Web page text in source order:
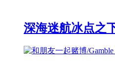
深海迷航冰点之